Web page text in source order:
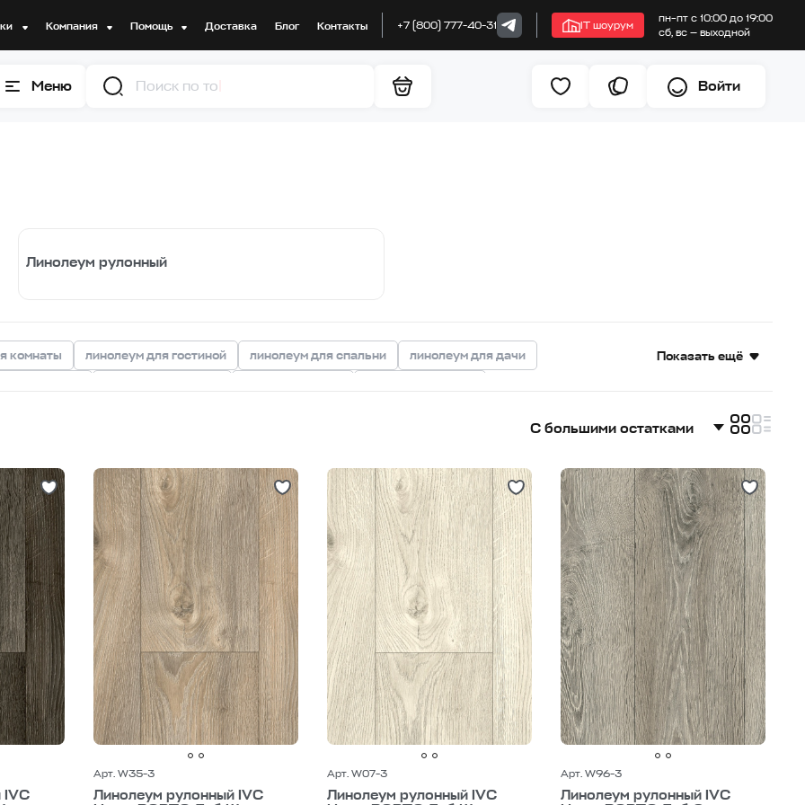
Компания Помощь Доставка Блог Контакты +7 (800) 777-40-31 IT шоурум
пн–пт с 10:00 до 19:00
сб, вс — выходной
Меню Поиск по товарам Войти
Линолеум рулонный
комнаты линолеум для гостиной линолеум для спальни
линолеум для дачи
линолеум 31 класс линолеум 32 класс линолеум 33 класс
линолеум 42 класс
линолеум 4 мм линолеум 1.5 м линолеум 2 м линолеум 2.5 м
линолеум 3 м
Показать ещё
С большими остатками
Дешевле
Дороже
IVC
Арт. W35-3
Линолеум рулонный IVC
Арт. W07-3
Линолеум рулонный IVC
Арт. W96-3
Линолеум рулонный IVC